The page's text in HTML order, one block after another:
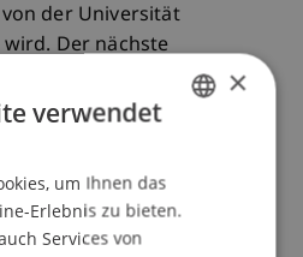
der Universität
Der nächste
statt.
×
verwendet
um Ihnen das
Erlebnis zu bieten.
Services von